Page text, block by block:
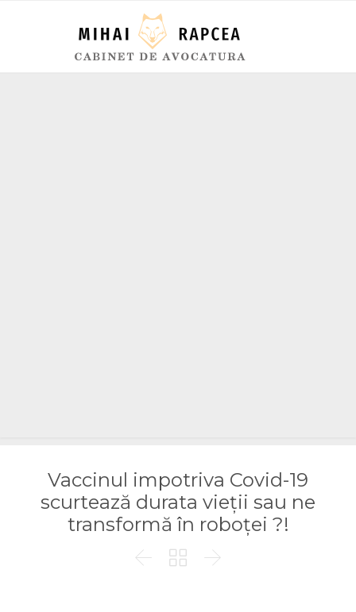
Vaccinul impotriva Covid-19
scurtează durata vieții sau ne
transformă în roboței ?!
  